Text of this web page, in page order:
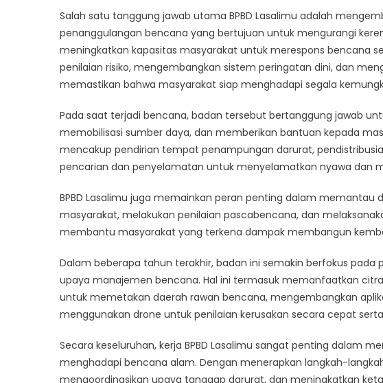
Salah satu tanggung jawab utama BPBD Lasalimu adalah
penanggulangan bencana yang bertujuan untuk mengurangi
meningkatkan kapasitas masyarakat untuk merespons bencana
penilaian risiko, mengembangkan sistem peringatan dini, dan
memastikan bahwa masyarakat siap menghadapi segala
Pada saat terjadi bencana, badan tersebut bertanggung jawab
memobilisasi sumber daya, dan memberikan bantuan kepada
mencakup pendirian tempat penampungan darurat,
pencarian dan penyelamatan untuk menyelamatkan nyawa dan
BPBD Lasalimu juga memainkan peran penting dalam
masyarakat, melakukan penilaian pascabencana, dan
membantu masyarakat yang terkena dampak membangun
Dalam beberapa tahun terakhir, badan ini semakin berfokus
upaya manajemen bencana. Hal ini termasuk memanfaatkan
untuk memetakan daerah rawan bencana, mengembangkan
menggunakan drone untuk penilaian kerusakan secara cepat
Secara keseluruhan, kerja BPBD Lasalimu sangat penting dalam
menghadapi bencana alam. Dengan menerapkan langkah-
mengoordinasikan upaya tanggap darurat, dan meningkatkan